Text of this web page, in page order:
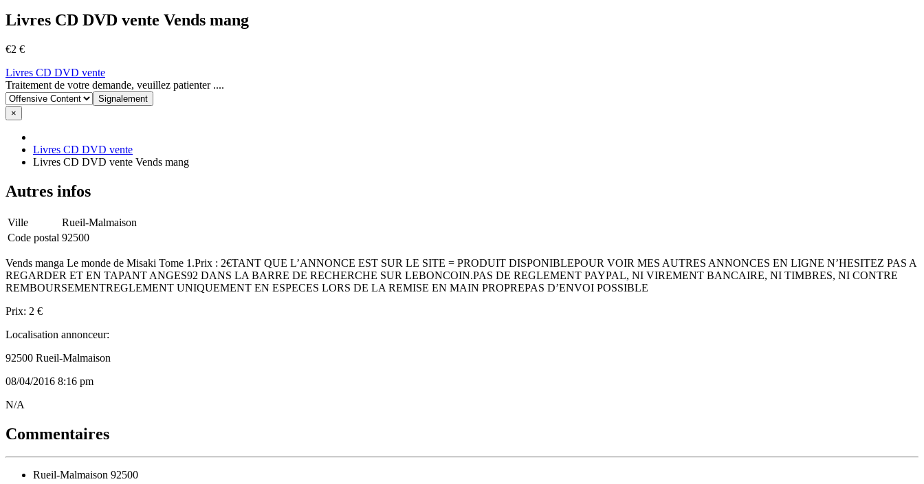
Livres CD DVD vente Vends mang
€2 €
Livres CD DVD vente
Signaler
un
problème
Traitement de votre demande, veuillez patienter ....
×
Livres CD DVD vente
Livres CD DVD vente Vends mang
Autres infos
Ville
Rueil-Malmaison
Code postal 92500
Vends manga Le monde de Misaki Tome 1.Prix : 2€TANT QUE L’ANNONCE EST SUR LE SITE = PRODUIT DISPONIBLEPOUR VOIR MES AUTRES ANNONCES EN LIGNE N’HESITEZ PAS A
REGARDER ET EN TAPANT ANGES92 DANS LA BARRE DE RECHERCHE SUR LEBONCOIN.PAS DE REGLEMENT PAYPAL, NI VIREMENT BANCAIRE, NI TIMBRES, NI CONTRE
REMBOURSEMENTREGLEMENT UNIQUEMENT EN ESPECES LORS DE LA REMISE EN MAIN PROPREPAS D’ENVOI POSSIBLE
Prix: 2 €
Localisation annonceur:
92500 Rueil-Malmaison
08/04/2016 8:16 pm
Listing
N/A
Commentaires
Rueil-Malmaison 92500